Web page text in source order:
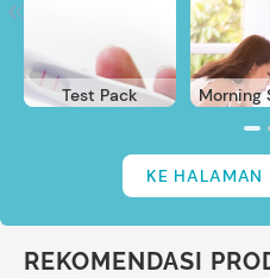
Test Pack Morning
KE HALAMAN
REKOMENDASI